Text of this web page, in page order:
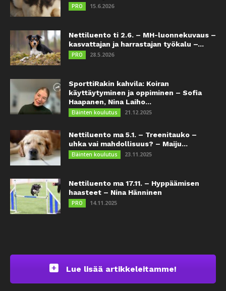
PRO 15.6.2026
Nettiluento ti 2.6. – MH-luonnekuvaus –
kasvattajan ja harrastajan työkalu –...
PRO 28.5.2026
SporttiRakin kahvila: Koiran
käyttäytyminen ja oppiminen – Sofia
Haapanen, Nina Laiho...
Eläinten koulutus 21.12.2025
Nettiluento ma 5.1. – Treenitauko –
uhka vai mahdollisuus? – Maiju...
Eläinten koulutus 23.11.2025
Nettiluento ma 17.11. – Hyppäämisen
haasteet – Nina Hänninen
PRO 14.11.2025
Lue lisää artikkeleitamme!